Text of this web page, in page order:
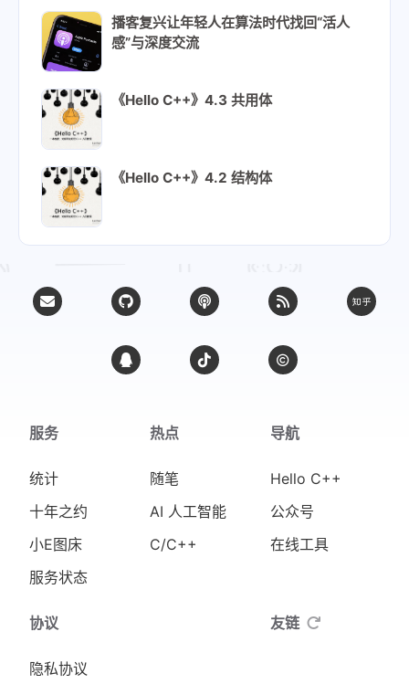
播客复兴让年轻人在算法时代找回“活人
感”与深度交流
《Hello C++》4.3 共用体
《Hello C++》4.2 结构体
服务
统计
十年之约
小E图床
服务状态
热点
随笔
AI 人工智能
C/C++
导航
Hello C++
公众号
在线工具
协议
隐私协议
友链